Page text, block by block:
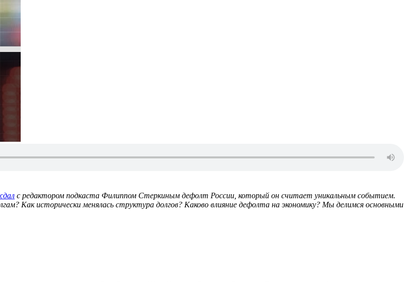
с редактором подкаста Филиппом Стеркиным дефолт России, который он считает уникальным событием.
Как исторически менялась структура долгов? Каково влияние дефолта на экономику? Мы делимся основными